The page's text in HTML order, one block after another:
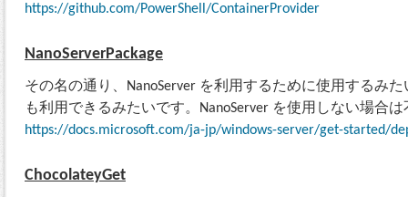
https://github.com/PowerShell/ContainerProvider
NanoServerPackage
その名の通り、NanoServer を利用するために使用するみ
も利用できるみたいです。NanoServer を使用しない場合
https://docs.microsoft.com/ja-jp/windows-server/get-started/
ChocolateyGet